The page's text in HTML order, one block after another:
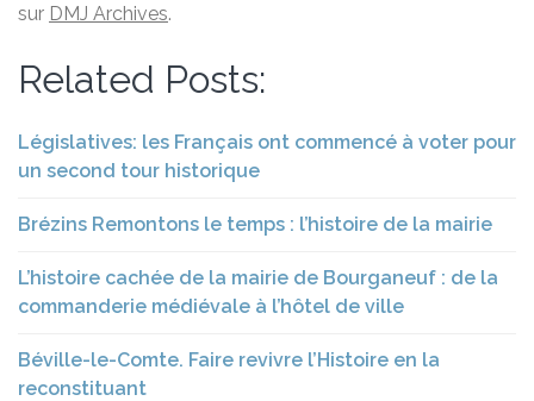
sur DMJ Archives.
Related Posts:
Législatives: les Français ont commencé à voter pour
un second tour historique
Brézins Remontons le temps : l’histoire de la mairie
L’histoire cachée de la mairie de Bourganeuf : de la
commanderie médiévale à l’hôtel de ville
Béville-le-Comte. Faire revivre l’Histoire en la
reconstituant